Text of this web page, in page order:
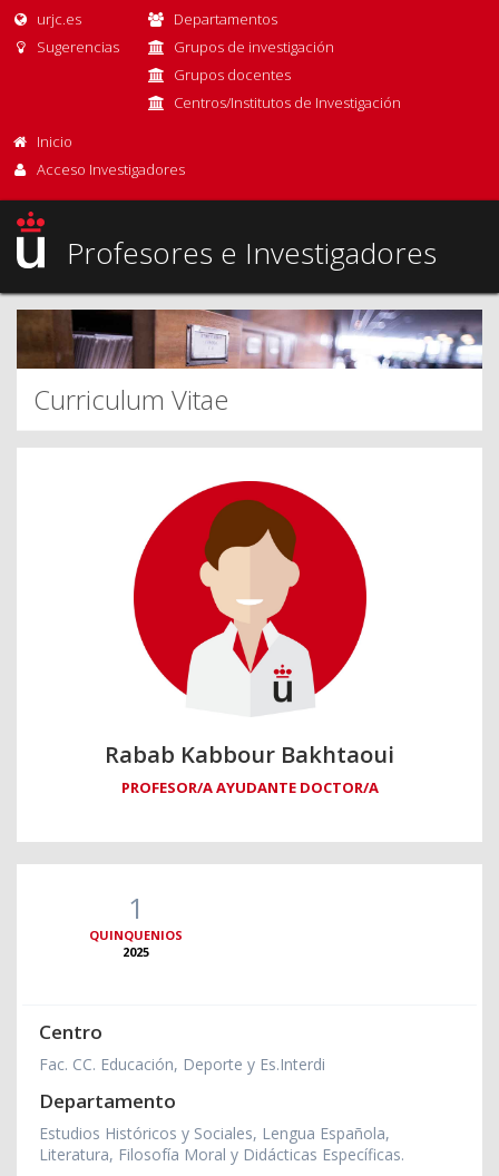
urjc.es
Sugerencias
Departamentos
Grupos de investigación
Grupos docentes
Centros/Institutos de Investigación
Inicio
Acceso Investigadores
Profesores e Investigadores
Curriculum Vitae
Rabab Kabbour Bakhtaoui
PROFESOR/A AYUDANTE DOCTOR/A
1
QUINQUENIOS
2025
Centro
Fac. CC. Educación, Deporte y Es.Interdi
Departamento
Estudios Históricos y Sociales, Lengua Española,
Literatura, Filosofía Moral y Didácticas Específicas.